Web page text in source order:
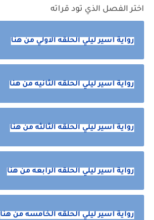
اختر الفصل الذي تود قراته
رواية اسير ليلي الحلقه الاولي من هنا
رواية اسير ليلي الحلقه الثانيه من هنا
رواية اسير ليلي الحلقه الثالثه من هنا
رواية اسير ليلي الحلقه الرابعه من هنا
رواية اسير ليلي الحلقه الخامسه من هنا